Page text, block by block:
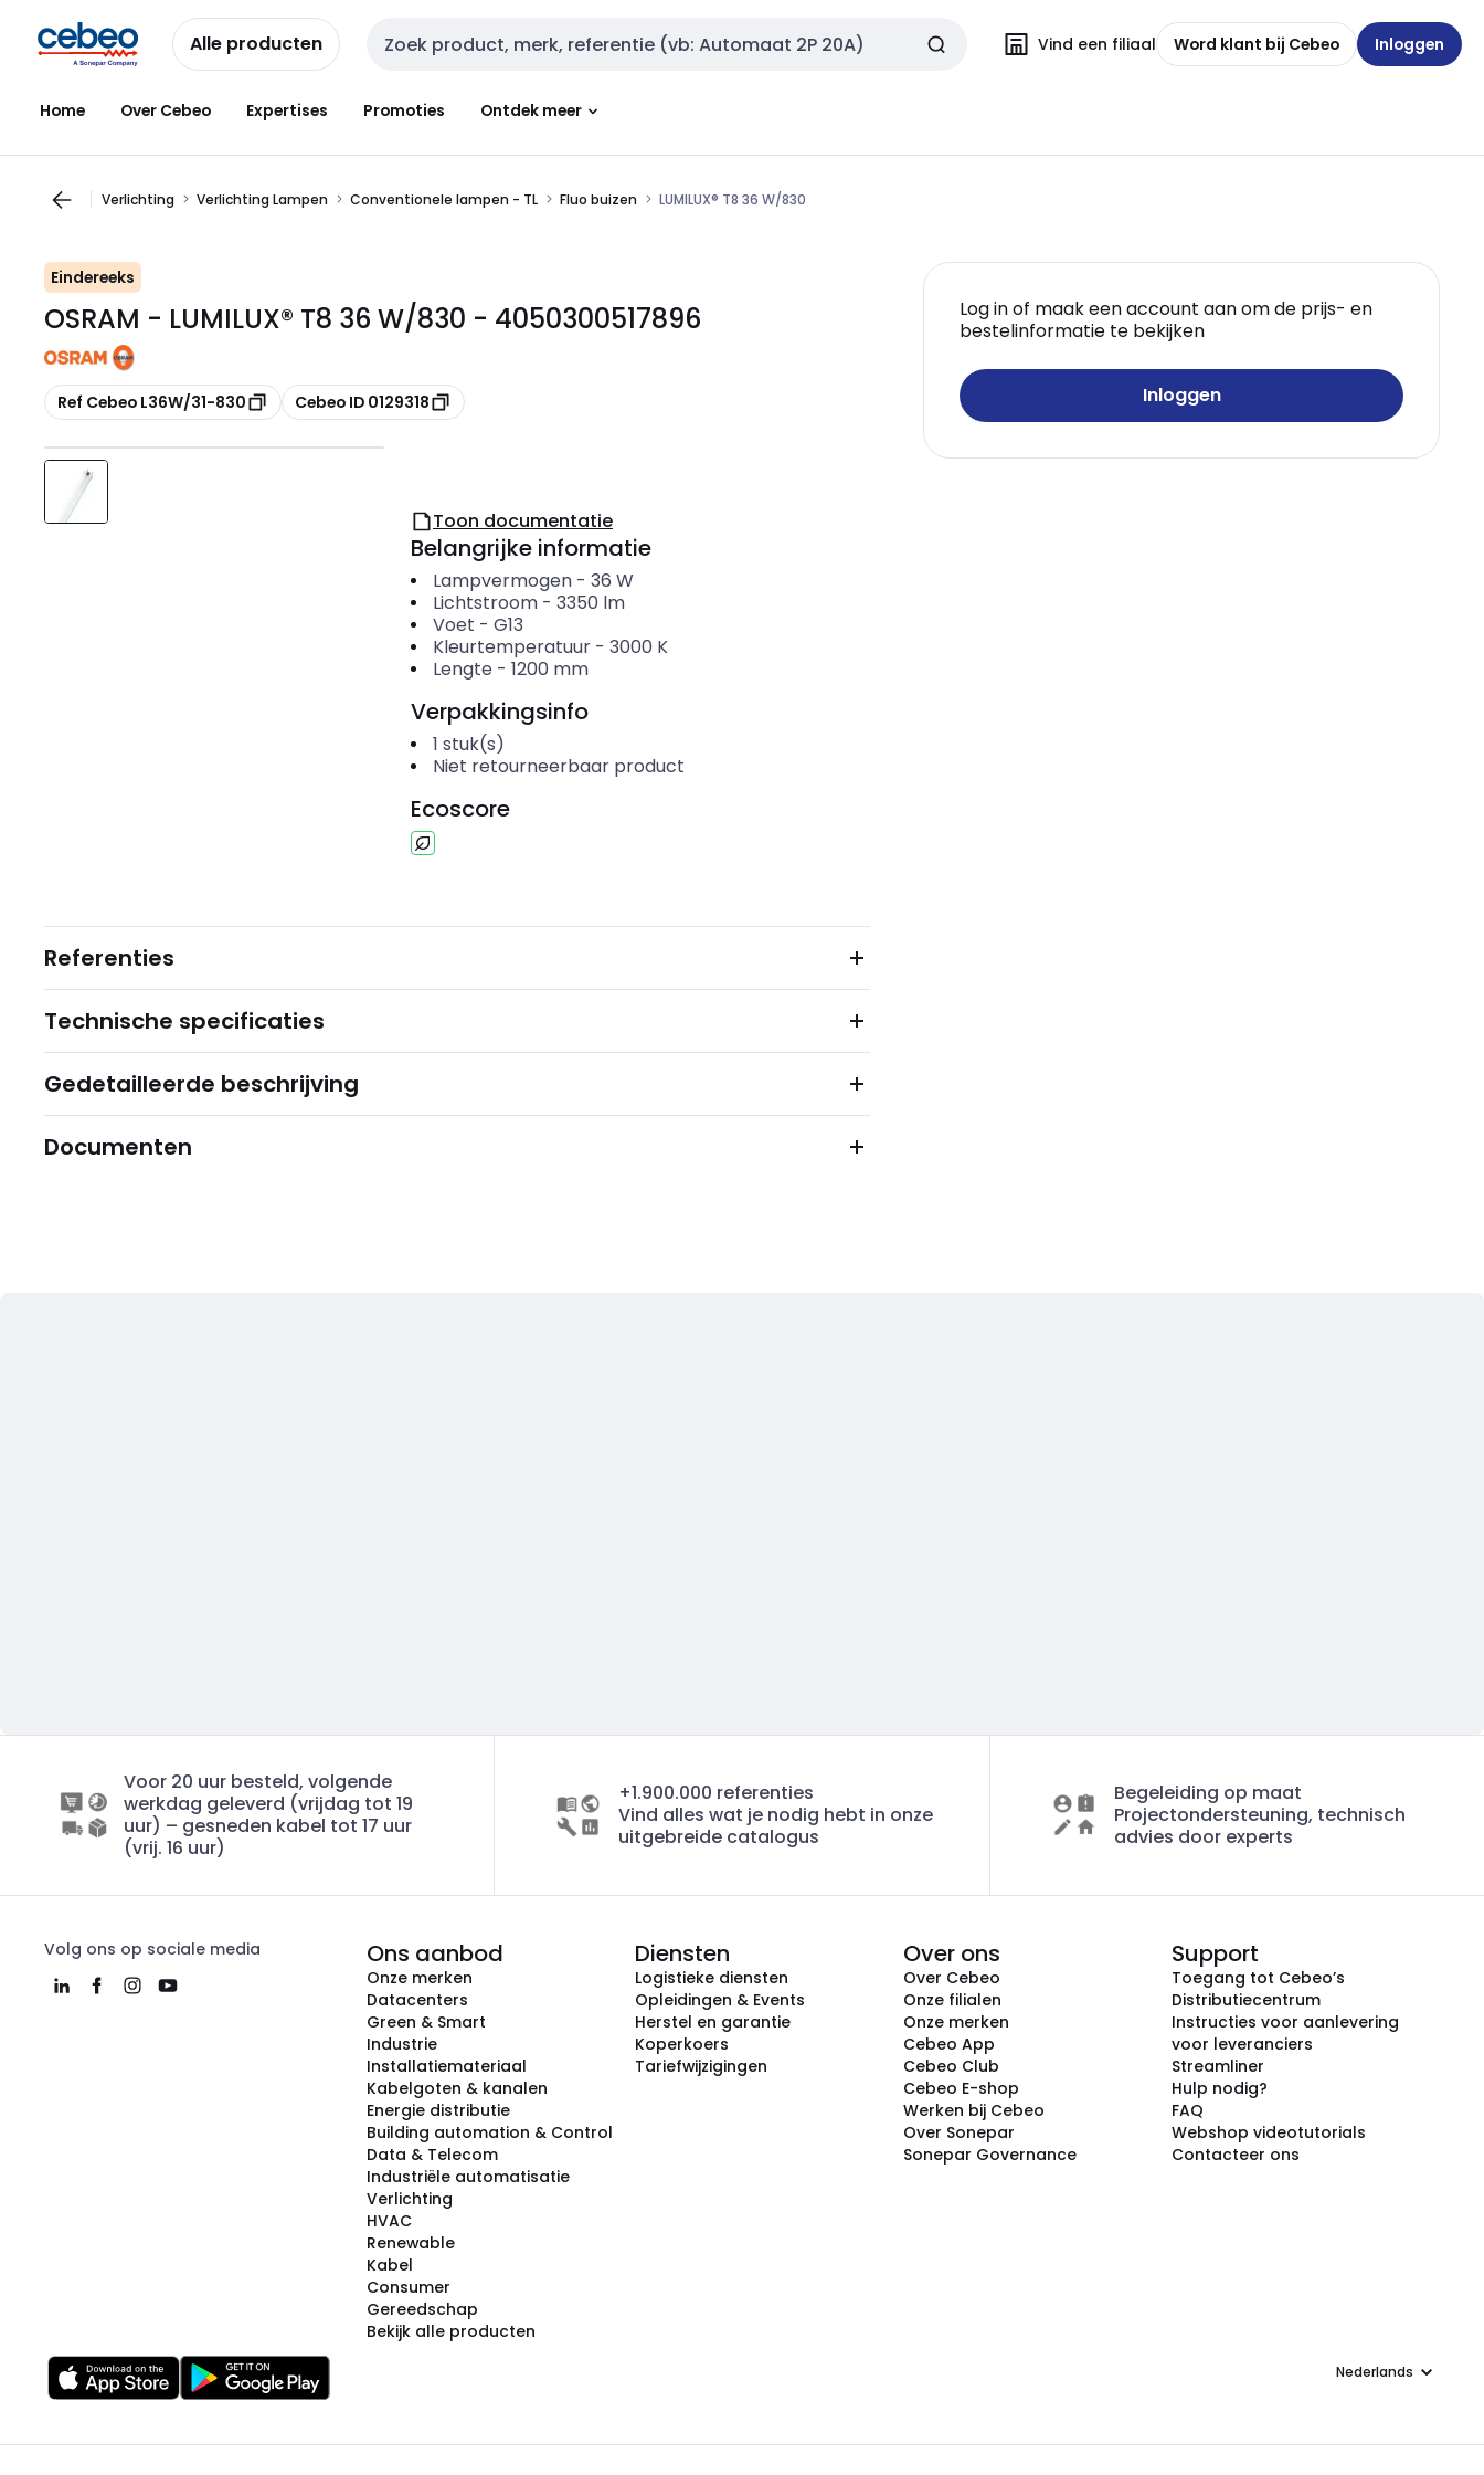
naar
navigatie
naar
inhoud
Alle producten Zoekveld invoer Vind een filiaal Word klant bij Cebeo Inloggen
Home Over Cebeo Expertises Promoties Ontdek meer
Verlichting Verlichting Lampen Conventionele lampen - TL Fluo buizen LUMILUX® T8 36 W/830
Eindereeks
OSRAM - LUMILUX® T8 36 W/830 - 4050300517896
Kopiëren
Ref Cebeo L36W/31-830 Kopiëren
Cebeo ID 0129318
Log in of maak een account aan om de prijs- en
bestelinformatie te bekijken
Inloggen
Toon documentatie
Belangrijke informatie
Lampvermogen- 36 W
Lichtstroom- 3350 lm
Voet - G13
Kleurtemperatuur- 3000 K
Lengte - 1200 mm
Verpakkingsinfo
1 stuk(s)
Niet retourneerbaar product
Ecoscore
Referenties
Technische specificaties
Gedetailleerde beschrijving
Documenten
Voor 20 uur besteld, volgende
werkdag geleverd (vrijdag tot 19
uur) – gesneden kabel tot 17 uur
(vrij. 16 uur)
+1.900.000 referenties
Vind alles wat je nodig hebt in onze
uitgebreide catalogus
Begeleiding op maat
Projectondersteuning, technisch
advies door experts
Volg ons op sociale media Ons aanbod
Onze merken
Datacenters
Green & Smart
Industrie
Installatiemateriaal
Kabelgoten & kanalen
Energie distributie
Building automation & Control
Data & Telecom
Industriële automatisatie
Verlichting
HVAC
Renewable
Kabel
Consumer
Gereedschap
Bekijk alle producten
Diensten
Logistieke diensten
Opleidingen & Events
Herstel en garantie
Koperkoers
Tariefwijzigingen
Over ons
Over Cebeo
Onze filialen
Onze merken
Cebeo App
Cebeo Club
Cebeo E-shop
Werken bij Cebeo
Over Sonepar
Sonepar Governance
Support
Toegang tot Cebeo’s
Distributiecentrum
Instructies voor aanlevering
voor leveranciers
Streamliner
Hulp nodig?
FAQ
Webshop videotutorials
Contacteer ons
Taal